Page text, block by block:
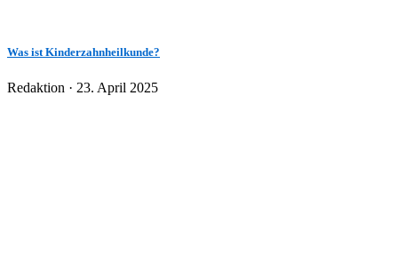
Was ist Kinderzahnheilkunde?
Redaktion · Veröffentlicht
23. April 2025